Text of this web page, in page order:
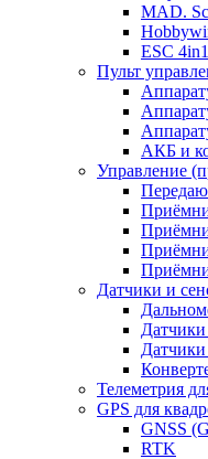
MAD.
ESC
Пульт
АКБ и
Управление
Датчики и
Телеметрия
GPS для
GNSS
RTK